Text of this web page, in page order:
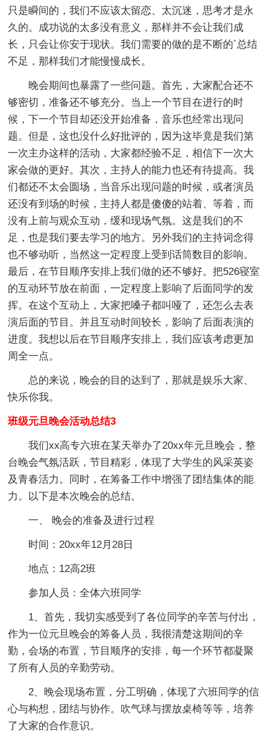
只是瞬间的，我们不应该太留恋、太沉迷，思考才是永
久的。成功说的太多没有意义，那样并不会让我们成
长，只会让你安于现状。我们需要的做的是不断的`总结
不足，那样我们才能慢慢成长。
晚会期间也暴露了一些问题。首先，大家配合还不
够密切，准备还不够充分。当上一个节目在进行的时
候，下一个节目却还没开始准备，音乐也经常出现问
题。但是，这也没什么好批评的，因为这毕竟是我们第
一次主办这样的活动，大家都经验不足，相信下一次大
家会做的更好。其次，主持人的能力也还有待提高。我
们都还不太会圆场，当音乐出现问题的时候，或者演员
还没有到场的时候，主持人都是傻傻的站着、等着，而
没有上前与观众互动，缓和现场气氛。这是我们的不
足，也是我们要去学习的地方。另外我们的主持词念得
也不够动听，当然这一定程度上受到话筒数目的影响。
最后，在节目顺序安排上我们做的还不够好。把526寝室
的互动环节放在前面，一定程度上影响了后面同学的发
挥。在这个互动上，大家把嗓子都叫哑了，还怎么去表
演后面的节目。并且互动时间较长，影响了后面表演的
进度。我想以后在节目顺序安排上，我们应该考虑更加
周全一点。
总的来说，晚会的目的达到了，那就是娱乐大家、
快乐你我。
班级元旦晚会活动总结3
我们xx高专六班在某天举办了20xx年元旦晚会，整
台晚会气氛活跃，节目精彩，体现了大学生的风采英姿
及青春活力。同时，在筹备工作中增强了团结集体的能
力。以下是本次晚会的总结。
一、 晚会的准备及进行过程
时间：20xx年12月28日
地点：12高2班
参加人员：全体六班同学
1、首先，我切实感受到了各位同学的辛苦与付出，
作为一位元旦晚会的筹备人员，我很清楚这期间的辛
勤，会场的布置，节目顺序的安排，每一个环节都凝聚
了所有人员的辛勤劳动。
2、晚会现场布置，分工明确，体现了六班同学的信
心与构想，团结与协作。吹气球与摆放桌椅等等，培养
了大家的合作意识。